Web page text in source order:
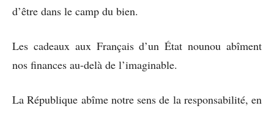
d’être dans le camp du bien.
Les cadeaux aux Français d’un État nounou abîment
nos finances au-delà de l’imaginable.
La République abîme notre sens de la responsabilité, en